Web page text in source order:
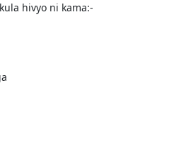
hivyo ni kama:-